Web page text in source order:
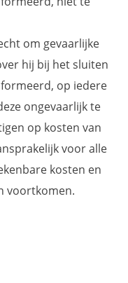
om gevaarlijke
hij bij het sluiten
op iedere
ongevaarlijk te
op kosten van
voor alle
kosten en
voortkomen.